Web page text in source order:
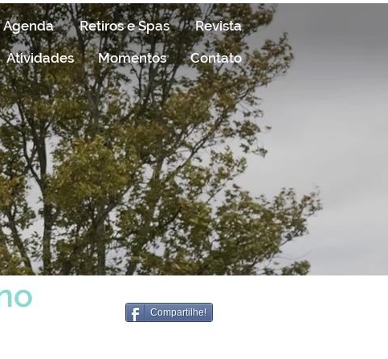
Agenda Retiros e Spas
Revista
Atividades Momentos Contato
Compartilhe!